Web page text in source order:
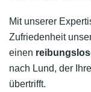
Mit unserer
Zufriedenheit
einen
nach Lund, der
übertrifft.